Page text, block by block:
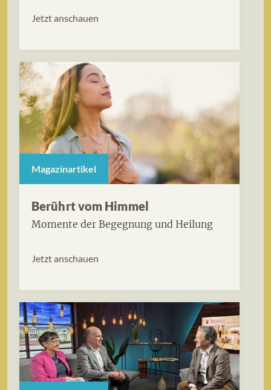
Jetzt anschauen
Magazinartikel
Berührt vom Himmel
Momente der Begegnung und Heilung
Jetzt anschauen